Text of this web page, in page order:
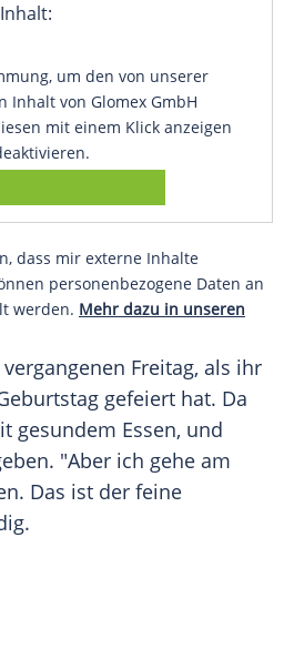
um den von unserer
Inhalt von Glomex GmbH
mit einem Klick anzeigen
dass mir externe Inhalte
personenbezogene Daten an
werden. Mehr dazu in unseren
Freitag, als ihr
gefeiert hat. Da
gesundem Essen, und
"Aber ich gehe am
Das ist der feine
.